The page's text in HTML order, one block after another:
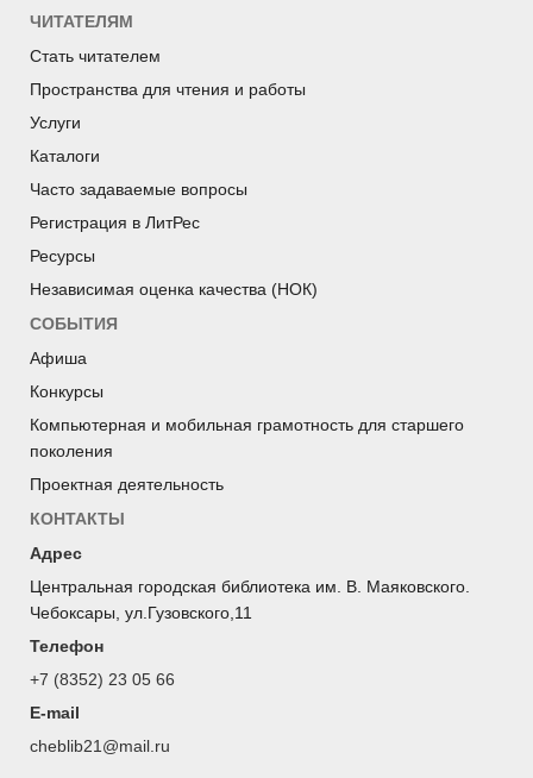
ЧИТАТЕЛЯМ
Стать читателем
Пространства для чтения и работы
Услуги
Каталоги
Часто задаваемые вопросы
Регистрация в ЛитРес
Ресурсы
Независимая оценка качества (НОК)
СОБЫТИЯ
Афиша
Конкурсы
Компьютерная и мобильная грамотность для старшего
поколения
Проектная деятельность
КОНТАКТЫ
Адрес
Центральная городская библиотека им. В. Маяковского.
Чебоксары, ул.Гузовского,11
Телефон
+7 (8352) 23 05 66
E-mail
cheblib21@mail.ru